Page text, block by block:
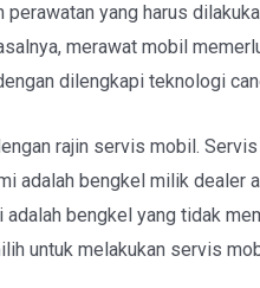
yang harus
merawat mobil
dilengkapi teknologi
rajin servis mobil.
adalah bengkel milik dealer
bengkel yang tidak
untuk melakukan servis